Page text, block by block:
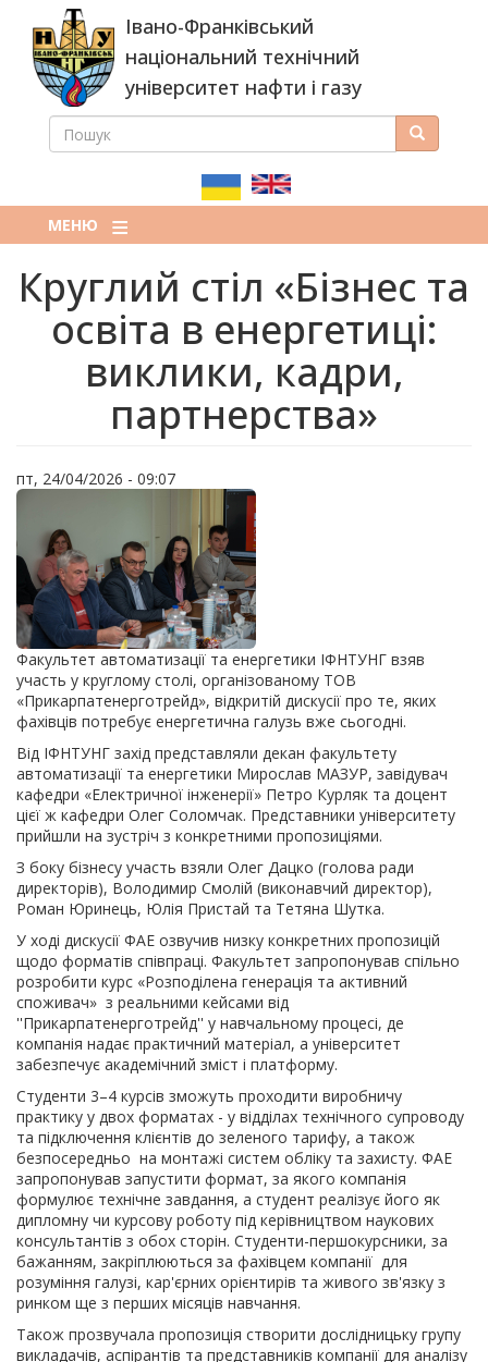
основного
вмісту
Івано-Франківський
національний технічний
університет нафти і газу
ПОШУКОВА
ПОШУК Пошук
МЕНЮ
Круглий стіл «Бізнес та
освіта в енергетиці:
виклики, кадри,
партнерства»
пт, 24/04/2026 - 09:07
Факультет автоматизації та енергетики ІФНТУНГ взяв
участь у круглому столі, організованому ТОВ
«Прикарпатенерготрейд», відкритій дискусії про те, яких
фахівців потребує енергетична галузь вже сьогодні.
Від ІФНТУНГ захід представляли декан факультету
автоматизації та енергетики Мирослав МАЗУР, завідувач
кафедри «Електричної інженерії» Петро Курляк та доцент
цієї ж кафедри Олег Соломчак. Представники університету
прийшли на зустріч з конкретними пропозиціями.
З боку бізнесу участь взяли Олег Дацко (голова ради
директорів), Володимир Смолій (виконавчий директор),
Роман Юринець, Юлія Пристай та Тетяна Шутка.
У ході дискусії ФАЕ озвучив низку конкретних пропозицій
щодо форматів співпраці. Факультет запропонував спільно
розробити курс «Розподілена генерація та активний
споживач» з реальними кейсами від
''Прикарпатенерготрейд'' у навчальному процесі, де
компанія надає практичний матеріал, а університет
забезпечує академічний зміст і платформу.
Студенти 3–4 курсів зможуть проходити виробничу
практику у двох форматах - у відділах технічного супроводу
та підключення клієнтів до зеленого тарифу, а також
безпосередньо на монтажі систем обліку та захисту. ФАЕ
запропонував запустити формат, за якого компанія
формулює технічне завдання, а студент реалізує його як
дипломну чи курсову роботу під керівництвом наукових
консультантів з обох сторін. Студенти-першокурсники, за
бажанням, закріплюються за фахівцем компанії для
розуміння галузі, кар'єрних орієнтирів та живого зв'язку з
ринком ще з перших місяців навчання.
Також прозвучала пропозиція створити дослідницьку групу
викладачів, аспірантів та представників компанії для аналізу